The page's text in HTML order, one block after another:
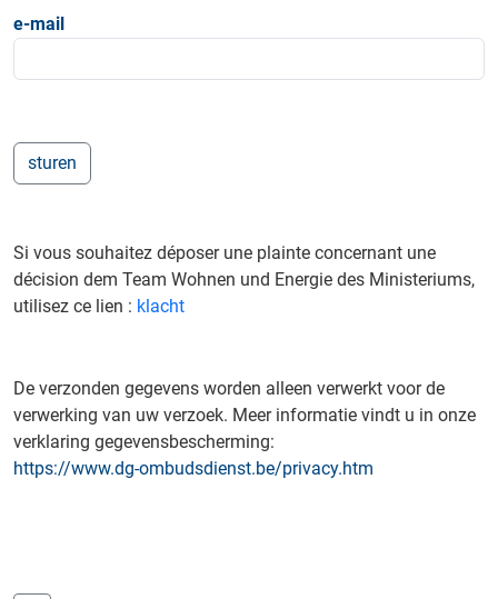
e-mail
Si vous souhaitez déposer une plainte concernant une
décision dem Team Wohnen und Energie des Ministeriums,
utilisez ce lien : klacht
De verzonden gegevens worden alleen verwerkt voor de
verwerking van uw verzoek. Meer informatie vindt u in onze
verklaring gegevensbescherming:
https://www.dg-ombudsdienst.be/privacy.htm